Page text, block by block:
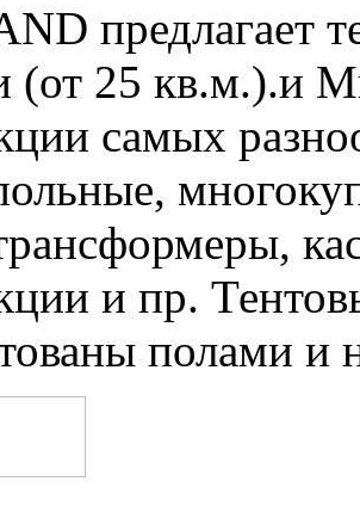
предлагает
(от 25 кв.м.).и
самых
и пр.
полами и